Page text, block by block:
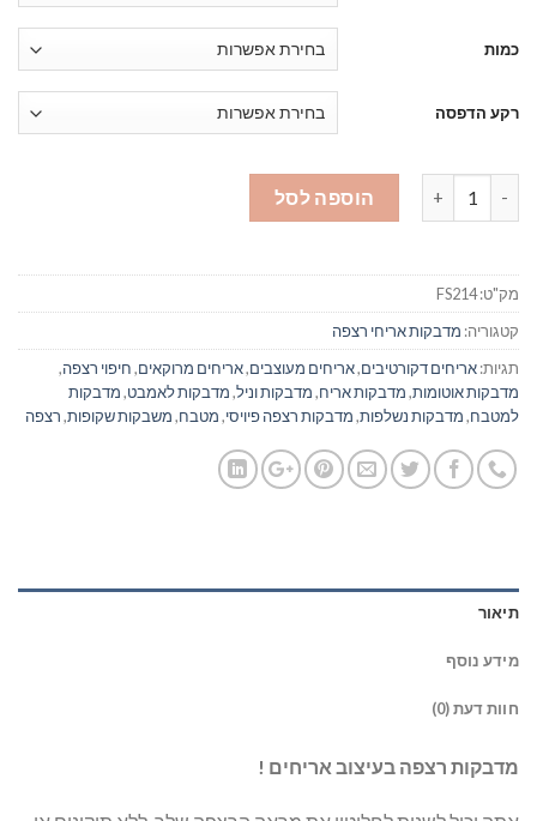
כמות
רקע הדפסה
כמות של מדבקות אריחים לרצפה 214 אפור צהוב
הוספה לסל
מק"ט:FS214
קטגוריה: מדבקות אריחי רצפה
תגיות:אריחים דקורטיבים,אריחים מעוצבים,אריחים מרוקאים,חיפוי רצפה,
מדבקות אוטומות,מדבקות אריח,מדבקות וניל,מדבקות לאמבט,מדבקות
למטבח,מדבקות נשלפות,מדבקות רצפה פיויסי,מטבח,משבקות שקופות,רצפה
תיאור
מידע נוסף
חוות דעת (0)
מדבקות רצפה בעיצוב אריחים !